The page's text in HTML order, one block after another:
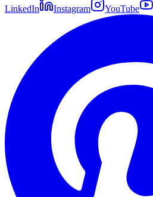
LinkedIn Instagram YouTube